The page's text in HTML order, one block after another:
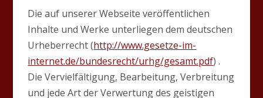
Die auf unserer Webseite veröffentlichen
Inhalte und Werke unterliegen dem deutschen
Urheberrecht (http://www.gesetze-im-
internet.de/bundesrecht/urhg/gesamt.pdf) .
Die Vervielfältigung, Bearbeitung, Verbreitung
und jede Art der Verwertung des geistigen